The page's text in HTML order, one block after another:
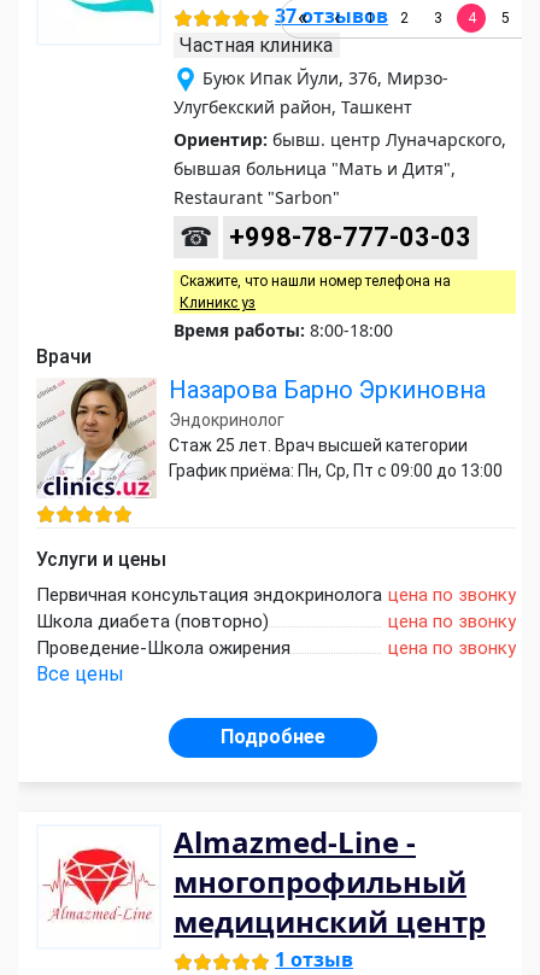
37 отзывов
Частная клиника
Буюк Ипак Йули, 376, Мирзо-
Улугбекский район, Ташкент
Ориентир: бывш. центр Луначарского,
бывшая больница "Мать и Дитя",
Restaurant "Sarbon"
☎ +998-78-777-03-03
Скажите, что нашли номер телефона на
Клиникс уз
Время работы: 8:00-18:00
Врачи
Назарова Барно Эркиновна
Эндокринолог
Стаж 25 лет. Врач высшей категории
График приёма: Пн, Ср, Пт с 09:00 до 13:00
Услуги и цены
Первичная консультация эндокринолога цена по звонку
Школа диабета (повторно)
цена по звонку
Проведение-Школа ожирения
цена по звонку
Все цены
Подробнее
Almazmed-Line -
многопрофильный
медицинский центр
1 отзыв
1 2 3 4 5